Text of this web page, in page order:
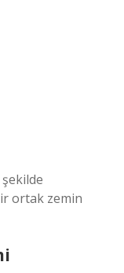
ortak zemin